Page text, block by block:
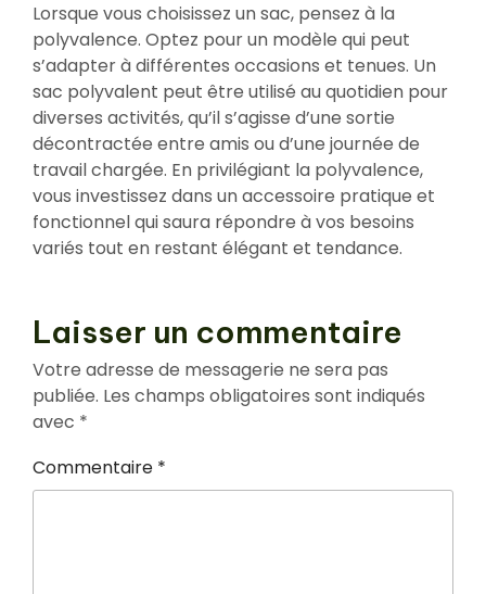
Lorsque vous choisissez un sac, pensez à la
polyvalence. Optez pour un modèle qui peut
s’adapter à différentes occasions et tenues. Un
sac polyvalent peut être utilisé au quotidien pour
diverses activités, qu’il s’agisse d’une sortie
décontractée entre amis ou d’une journée de
travail chargée. En privilégiant la polyvalence,
vous investissez dans un accessoire pratique et
fonctionnel qui saura répondre à vos besoins
variés tout en restant élégant et tendance.
Laisser un commentaire
Votre adresse de messagerie ne sera pas
publiée. Les champs obligatoires sont indiqués
avec *
Commentaire *